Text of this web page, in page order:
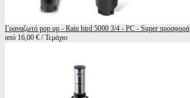
Γραναζωτό pop up - Rain bird 5000 3/4 - PC - Super προσφορά
από 16,00 € / Τεμάχιο